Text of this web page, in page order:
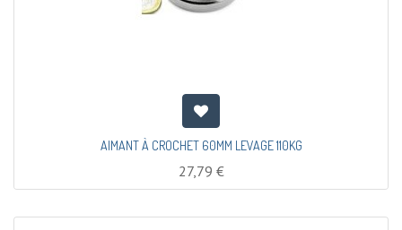
AIMANT À CROCHET 60MM LEVAGE 110KG
27,79 €